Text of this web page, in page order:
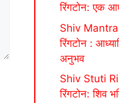
रिंगटोन: एक
Shiv
रिंगटोन :
अनुभव
Shiv Stuti
रिंगटोन: शिव